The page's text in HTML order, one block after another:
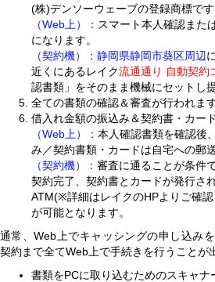
(株)デンソーウェーブの登録商標です
（Web上）： スマート本人確認また
になります。
（契約機）： 静岡県静岡市葵区周辺
近くにあるレイク流通通り 自動契約
認書類」をそのまま機械にセットし
全ての書類の確認＆審査が行われます
借入れ金額の振込み＆契約書・カー
（Web上）： 本人確認書類を確認後
み／契約書類・カードは自宅への郵
（契約機）： 審査に通ることが条件
契約完了、契約書とカードが発行さ
ATM(※詳細はレイクのHPよりご確
が可能となります。
通常、Web上でキャッシングの申し込み
契約まで全てWeb上で手続きを行うことが
書類をPCに取り込むためのスキャナ